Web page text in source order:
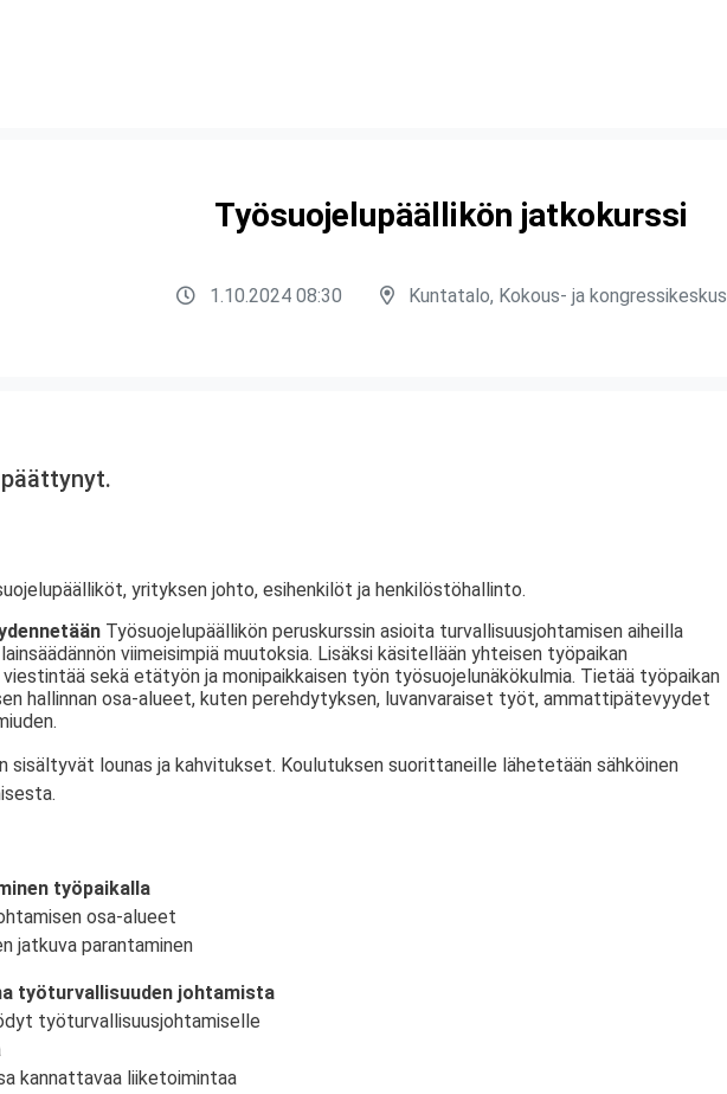
Työsuojelupäällikön jatkokurssi
1.10.2024 08:30 Kuntatalo, Kokous- ja kongressikeskus
yrityksen johto, esihenkilöt ja henkilöstöhallinto.
Työsuojelupäällikön peruskurssin asioita turvallisuusjohtamisen aiheilla
viimeisimpiä muutoksia. Lisäksi käsitellään yhteisen työpaikan
sekä etätyön ja monipaikkaisen työn työsuojelunäkökulmia. Tietää työpaikan
hallinnan osa-alueet, kuten perehdytyksen, luvanvaraiset työt, ammattipätevyydet
sisältyvät lounas ja kahvitukset. Koulutuksen suorittaneille lähetetään sähköinen
työpaikalla
osa-alueet
jatkuva parantaminen
työturvallisuuden johtamista
työturvallisuusjohtamiselle
kannattavaa liiketoimintaa